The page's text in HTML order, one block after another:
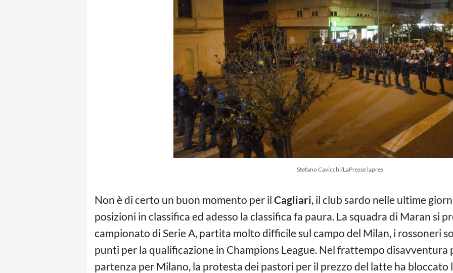
Stefano Cavicchi/LaPresse lapres
Non è di certo un buon momento per il Cagliari, il club sardo nelle ultime
posizioni in classifica ed adesso la classifica fa paura. La squadra di Maran si
campionato di Serie A, partita molto difficile sul campo del Milan, i rossoneri
punti per la qualificazione in Champions League. Nel frattempo disavventura
partenza per Milano, la protesta dei pastori per il prezzo del latte ha bloccato